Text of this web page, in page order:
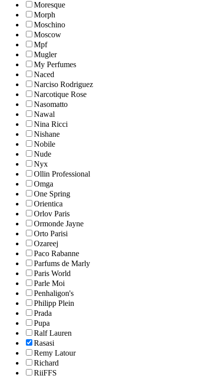
Moresque
Morph
Moschino
Moscow
Mpf
Mugler
My Perfumes
Naced
Narciso Rodriguez
Narcotique Rose
Nasomatto
Nawal
Nina Ricci
Nishane
Nobile
Nude
Nyx
Ollin Professional
Omga
One Spring
Orientica
Orlov Paris
Ormonde Jayne
Orto Parisi
Ozareej
Paco Rabanne
Parfums de Marly
Paris World
Parle Moi
Penhaligon's
Philipp Plein
Prada
Pupa
Ralf Lauren
Rasasi
Remy Latour
Richard
RiiFFS